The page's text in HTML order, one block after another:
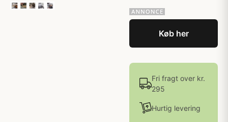
Køb her
Fri fragt over kr.
295
Hurtig levering